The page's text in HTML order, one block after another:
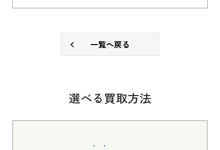
一覧へ戻る
選べる買取方法